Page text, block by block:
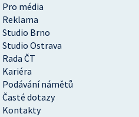
Pro média
Reklama
Studio Brno
Studio Ostrava
Rada ČT
Kariéra
Podávání námětů
Časté dotazy
Kontakty